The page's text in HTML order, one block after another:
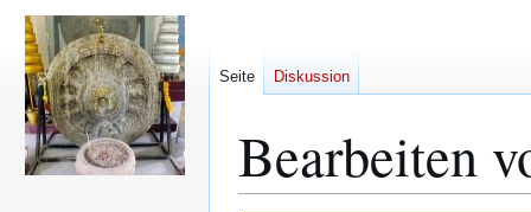
Bearbeiten
Seite Diskussion